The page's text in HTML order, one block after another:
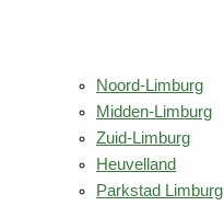
Noord-Limburg
Midden-Limburg
Zuid-Limburg
Heuvelland
Parkstad Limburg